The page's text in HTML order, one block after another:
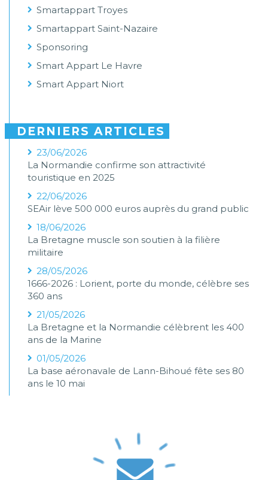
Smartappart Troyes
Smartappart Saint-Nazaire
Sponsoring
Smart Appart Le Havre
Smart Appart Niort
DERNIERS ARTICLES
23/06/2026
La Normandie confirme son attractivité
touristique en 2025
22/06/2026
SEAir lève 500 000 euros auprès du grand public
18/06/2026
La Bretagne muscle son soutien à la filière
militaire
28/05/2026
1666-2026 : Lorient, porte du monde, célèbre ses
360 ans
21/05/2026
La Bretagne et la Normandie célèbrent les 400
ans de la Marine
01/05/2026
La base aéronavale de Lann-Bihoué fête ses 80
ans le 10 mai